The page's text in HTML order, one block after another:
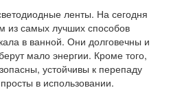
ленты. На сегодня
из самых лучших способов
в ванной. Они долговечны и
мало энергии. Кроме того,
устойчивы к перепаду
в использовании.